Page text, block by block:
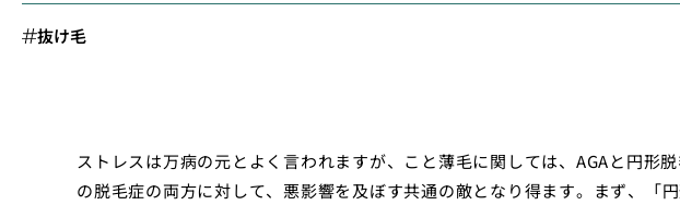
抜け毛
ストレスは万病の元とよく言われますが、こと薄毛に関しては、AGAと円形
の脱毛症の両方に対して、悪影響を及ぼす共通の敵となり得ます。まず、「